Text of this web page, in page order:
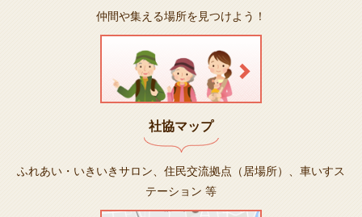
仲間や集える場所を見つけよう！
社協マップ
ふれあい・いきいきサロン、住民交流拠点（居場所）、車いすス
テーション 等